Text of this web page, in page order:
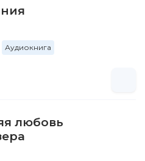
Аудиокнига
любовь